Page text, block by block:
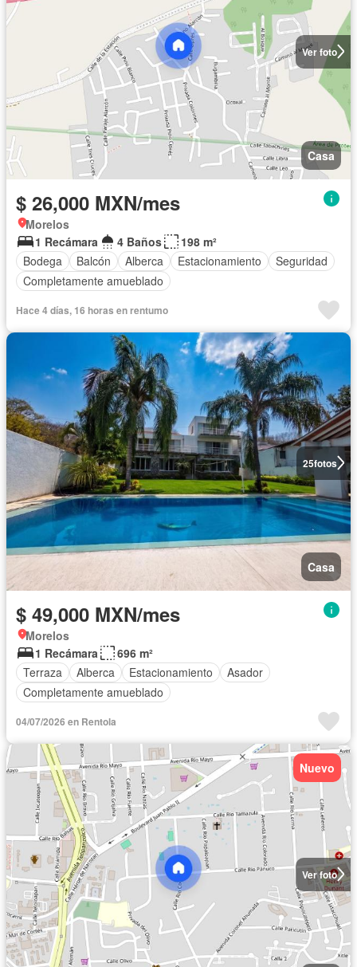
Ver foto
Casa
$ 26,000 MXN/mes
Morelos
1 Recámara
4 Baños
198 m²
Bodega
Balcón Alberca Estacionamiento
Seguridad
Completamente amueblado
Hace 4 días, 16 horas en rentumo
25fotos
Casa
$ 49,000 MXN/mes
Morelos
1 Recámara
696 m²
Terraza
Alberca Estacionamiento
Asador
Completamente amueblado
04/07/2026 en Rentola
Ver foto
Nuevo